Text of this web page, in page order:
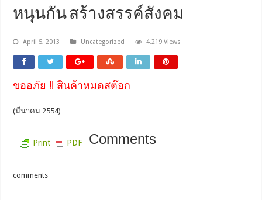
หนุนกัน สร้างสรรค์สังคม
April 5, 2013 Uncategorized 4,219 Views
ขออภัย !! สินค้าหมดสต๊อก
(มีนาคม 2554)
Print PDF Comments
comments